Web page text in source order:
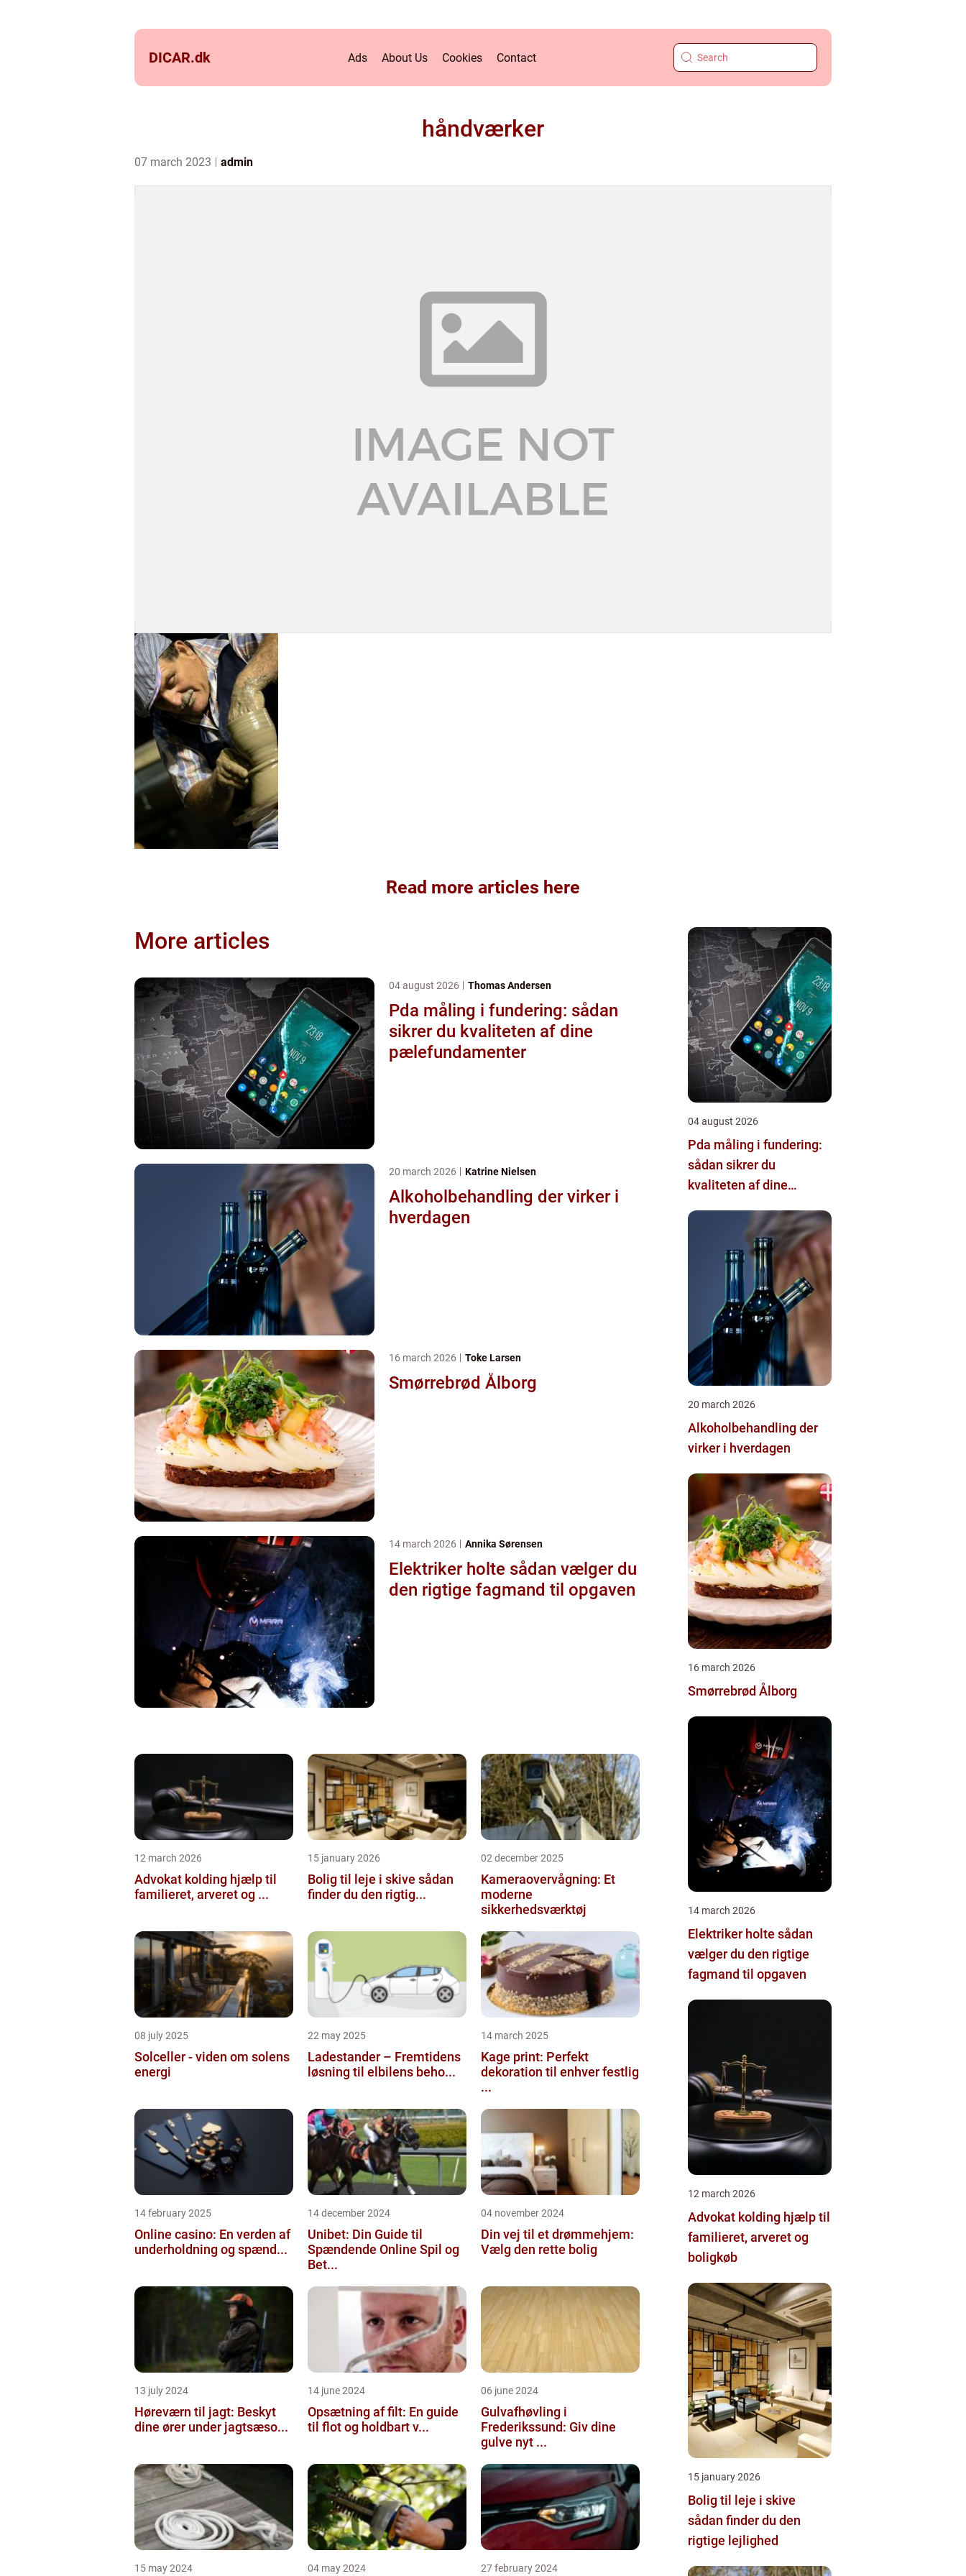
DICAR.dk Ads About Us Cookies Contact
håndværker
07 march 2023 admin
Read more articles here
More articles
04 august 2026 Thomas Andersen
Pda måling i fundering: sådan
sikrer du kvaliteten af dine
pælefundamenter
20 march 2026 Katrine Nielsen
Alkoholbehandling der virker i
hverdagen
16 march 2026 Toke Larsen
Smørrebrød Ålborg
14 march 2026 Annika Sørensen
Elektriker holte sådan vælger du
den rigtige fagmand til opgaven
12 march 2026
Advokat kolding hjælp til
familieret, arveret og ...
15 january 2026
Bolig til leje i skive sådan
finder du den rigtig...
02 december 2025
Kameraovervågning: Et
moderne
sikkerhedsværktøj
08 july 2025
Solceller - viden om solens
energi
22 may 2025
Ladestander – Fremtidens
løsning til elbilens beho...
14 march 2025
Kage print: Perfekt
dekoration til enhver festlig
...
14 february 2025
Online casino: En verden af
underholdning og spænd...
14 december 2024
Unibet: Din Guide til
Spændende Online Spil og
Bet...
04 november 2024
Din vej til et drømmehjem:
Vælg den rette bolig
13 july 2024
Høreværn til jagt: Beskyt
dine ører under jagtsæso...
14 june 2024
Opsætning af filt: En guide
til flot og holdbart v...
06 june 2024
Gulvafhøvling i
Frederikssund: Giv dine
gulve nyt ...
15 may 2024 04 may 2024 27 february 2024
04 august 2026
Pda måling i fundering:
sådan sikrer du
kvaliteten af dine
20 march 2026
Alkoholbehandling der
virker i hverdagen
16 march 2026
Smørrebrød Ålborg
14 march 2026
Elektriker holte sådan
vælger du den rigtige
fagmand til opgaven
12 march 2026
Advokat kolding hjælp til
familieret, arveret og
boligkøb
15 january 2026
Bolig til leje i skive
sådan finder du den
rigtige lejlighed